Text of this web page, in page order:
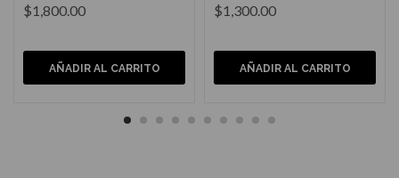
$1,800.00
AÑADIR AL CARRITO
$1,300.00
AÑADIR AL CARRITO